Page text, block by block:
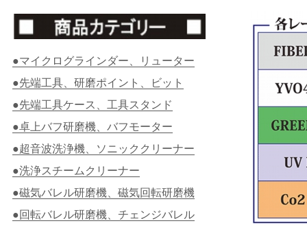
●マイクログラインダー、リューター
●先端工具、研磨ポイント、ビット
●先端工具ケース、工具スタンド
●卓上バフ研磨機、バフモーター
●超音波洗浄機、ソニッククリーナー
●洗浄スチームクリーナー
●磁気バレル研磨機、磁気回転研磨機
●回転バレル研磨機、チェンジバレル